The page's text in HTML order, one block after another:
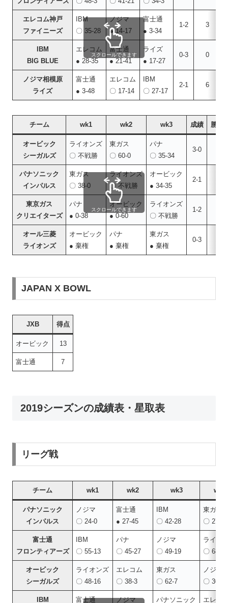
エレコム神戸
ファイニーズ
IBM
〇 35-28
ノジマ
● 14-17
富士通
● 3-34
1-2 3
IBM
BIG BLUE
エレコム
● 28-35
富士通
● 21-41
ライズ
● 17-27
0-3 0
ノジマ相模原
ライズ
富士通
● 3-48
エレコム
〇 17-14
IBM
〇 27-17
2-1 6
スクロールできます
チーム wk1 wk2 wk3 成績 勝ち
オービック
シーガルズ
ライオンズ
〇 不戦勝
東ガス
〇 60-0
パナ
〇 35-34
3-0
パナソニック
インパルス
東ガス
〇 38-0
ライオンズ
〇 不戦勝
オービック
● 34-35
2-1
東京ガス
クリエイターズ
パナ
● 0-38
オービック
● 0-60
ライオンズ
〇 不戦勝
1-2
オール三菱
ライオンズ
オービック
● 棄権
パナ
● 棄権
東ガス
● 棄権
0-3
スクロールできます
JAPAN X BOWL
JXB 得点
オービック 13
富士通 7
2019シーズンの成績表・星取表
リーグ戦
チーム wk1 wk2 wk3 wk4
パナソニック
インパルス
ノジマ
〇 24-0
富士通
● 27-45
IBM
〇 42-28
東ガス
〇 27-0
富士通
フロンティアーズ
IBM
〇 55-13
パナ
〇 45‐27
ノジマ
〇 49-19
ライオ
〇 68-0
オービック
シーガルズ
ライオンズ
〇 48-16
エレコム
〇 38-3
東ガス
〇 62-7
ノジマ
〇 30-0
IBM 富士通 ノジマ パナソニック エレコ